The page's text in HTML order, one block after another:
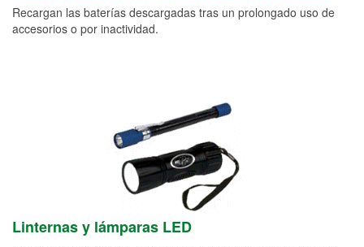
Recargan las baterías descargadas tras un prolongado uso de
accesorios o por inactividad.
Linternas y lámparas LED